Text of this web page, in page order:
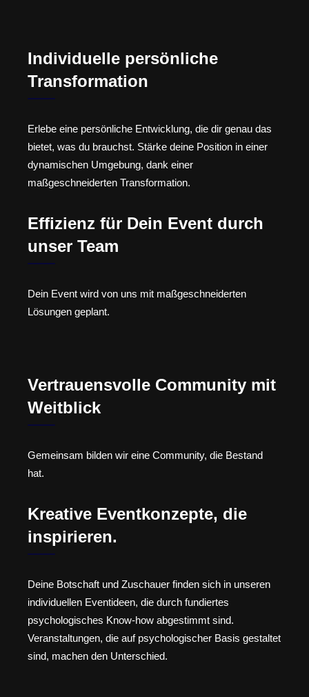
Individuelle persönliche
Transformation
Erlebe eine persönliche Entwicklung, die dir genau das
bietet, was du brauchst. Stärke deine Position in einer
dynamischen Umgebung, dank einer
maßgeschneiderten Transformation.
Effizienz für Dein Event durch
unser Team
Dein Event wird von uns mit maßgeschneiderten
Lösungen geplant.
Vertrauensvolle Community mit
Weitblick
Gemeinsam bilden wir eine Community, die Bestand
hat.
Kreative Eventkonzepte, die
inspirieren.
Deine Botschaft und Zuschauer finden sich in unseren
individuellen Eventideen, die durch fundiertes
psychologisches Know-how abgestimmt sind.
Veranstaltungen, die auf psychologischer Basis gestaltet
sind, machen den Unterschied.